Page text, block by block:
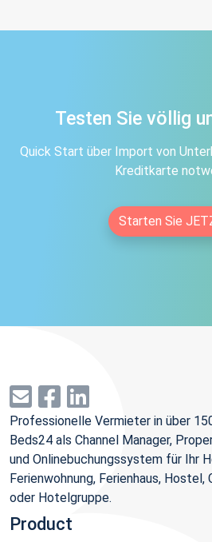
Testen Sie völlig
Quick Start über Import von
Kreditkarte
Starten Sie
Professionelle Vermieter in über
Beds24 als Channel Manager,
und Onlinebuchungssystem für Ihr
Ferienwohnung, Ferienhaus,
oder Hotelgruppe.
Product